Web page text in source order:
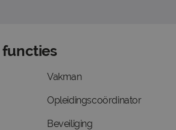
functies
Vakman
Opleidingscoördinator
Beveiliging